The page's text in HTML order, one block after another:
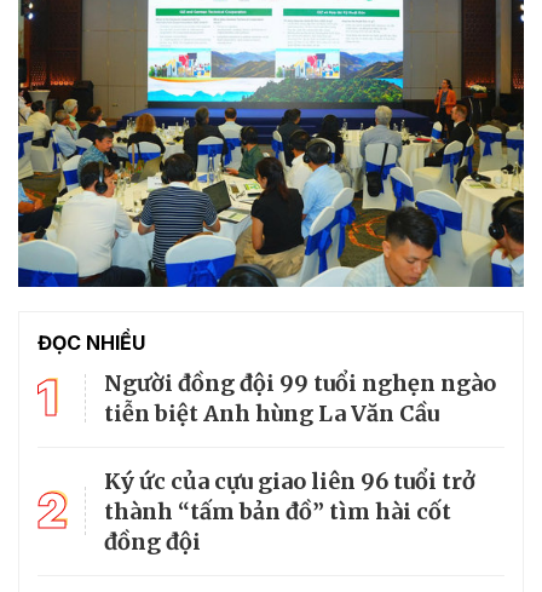
ĐỌC NHIỀU
1
Người đồng đội 99 tuổi nghẹn ngào
tiễn biệt Anh hùng La Văn Cầu
2
Ký ức của cựu giao liên 96 tuổi trở
thành “tấm bản đồ” tìm hài cốt
đồng đội